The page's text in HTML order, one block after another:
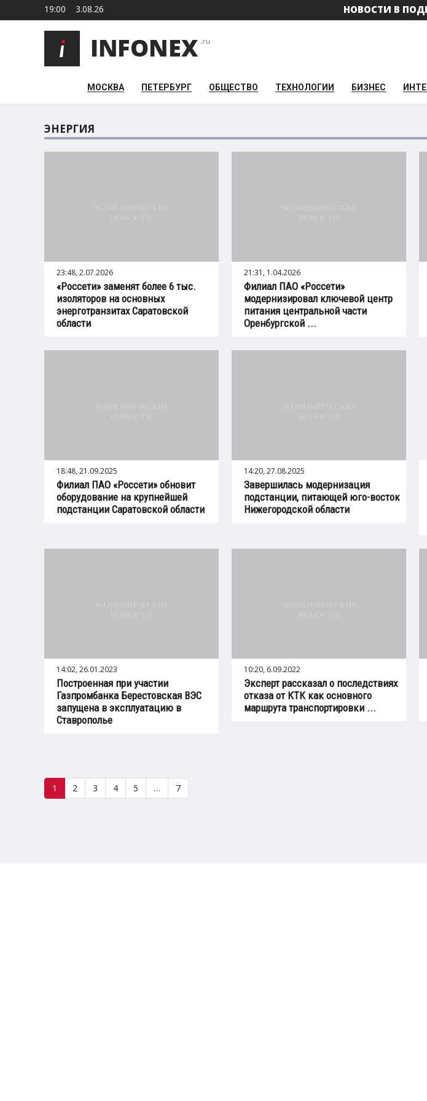
19:00 3.08.26 НОВОСТИ В
МОСКВА ПЕТЕРБУРГ ОБЩЕСТВО ТЕХНОЛОГИИ БИЗНЕС
ЭНЕРГИЯ
23:48, 2.07.2026
«Россети» заменят более 6 тыс.
изоляторов на основных
энерготранзитах Саратовской
области
21:31, 1.04.2026
Филиал ПАО «Россети»
модернизировал ключевой центр
питания центральной части
Оренбургской ...
18:48, 21.09.2025
Филиал ПАО «Россети» обновит
оборудование на крупнейшей
подстанции Саратовской области
14:20, 27.08.2025
Завершилась модернизация
подстанции, питающей юго-восток
Нижегородской области
14:02, 26.01.2023
Построенная при участии
Газпромбанка Берестовская ВЭС
запущена в эксплуатацию в
Ставрополье
10:20, 6.09.2022
Эксперт рассказал о последствиях
отказа от КТК как основного
маршрута транспортировки ...
1 2 3 4 5 … 7